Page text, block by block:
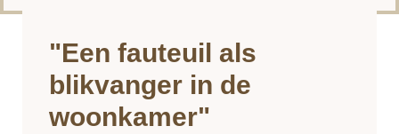
"Een fauteuil als
blikvanger in de
woonkamer"